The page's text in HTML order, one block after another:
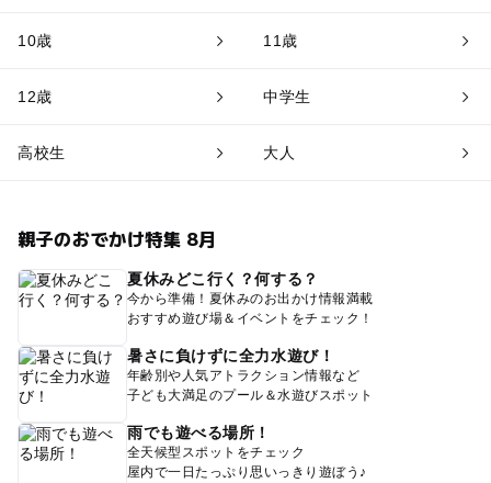
10歳 11歳
12歳 中学生
高校生 大人
親子のおでかけ特集 8月
夏休みどこ行く？何する？
今から準備！夏休みのお出かけ情報満載
おすすめ遊び場＆イベントをチェック！
暑さに負けずに全力水遊び！
年齢別や人気アトラクション情報など
子ども大満足のプール＆水遊びスポット
雨でも遊べる場所！
全天候型スポットをチェック
屋内で一日たっぷり思いっきり遊ぼう♪